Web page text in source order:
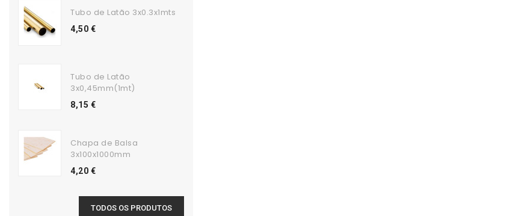
Tubo de Latão 3x0.3x1mts
4,50 €
Tubo de Latão
3x0,45mm(1mt)
8,15 €
Chapa de Balsa
3x100x1000mm
4,20 €
TODOS OS PRODUTOS